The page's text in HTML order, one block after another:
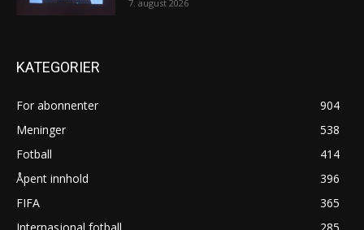
7. august 2026
KATEGORIER
For abonnenter
904
Meninger
538
Fotball
414
Åpent innhold
396
FIFA
365